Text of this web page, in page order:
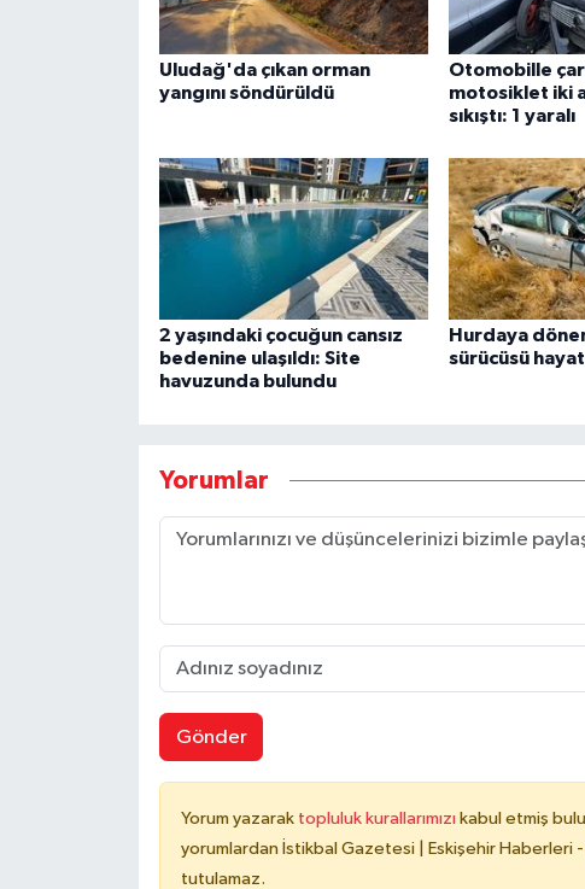
Uludağ'da çıkan orman
yangını söndürüldü
Otomobille
motosiklet iki
sıkıştı: 1 yaralı
2 yaşındaki çocuğun cansız
bedenine ulaşıldı: Site
havuzunda bulundu
Hurdaya
sürücüsü
Yorumlar
Gönder
Yorum yazarak topluluk kurallarımızı kabul etmiş
yorumlardan İstikbal Gazetesi | Eskişehir Haberleri
tutulamaz.